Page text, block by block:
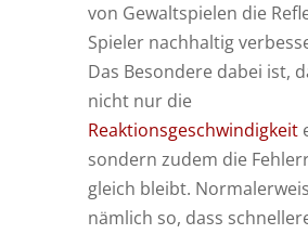
von Gewaltspielen die
Spieler nachhaltig
Das Besondere dabei ist,
nicht nur die
Reaktionsgeschwindigkeit
sondern zudem die
gleich bleibt.
nämlich so, dass